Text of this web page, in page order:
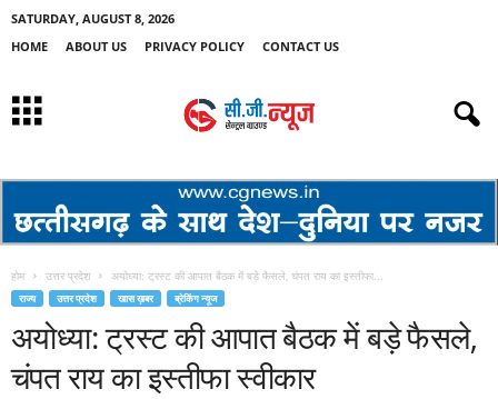
SATURDAY, AUGUST 8, 2026
HOME
ABOUT US PRIVACY POLICY CONTACT US
होम उत्तर प्रदेश अयोध्या: ट्रस्ट की आपात बैठक में बड़े फैसले, चंपत राय का इस्तीफा...
राज्य उत्तर प्रदेश खास ख़बर ब्रेकिंग न्यूज
अयोध्या: ट्रस्ट की आपात बैठक में बड़े फैसले,
चंपत राय का इस्तीफा स्वीकार